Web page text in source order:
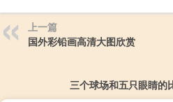
上一篇
国外彩铅画高清大图欣赏
三个球场和五只眼睛的